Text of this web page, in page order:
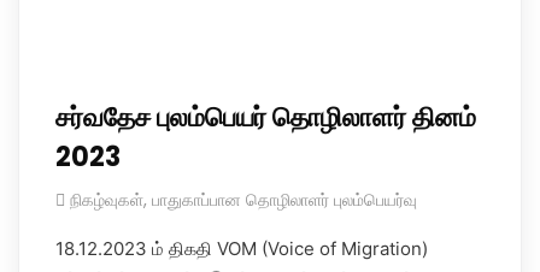
சர்வதேச புலம்பெயர் தொழிலாளர் தினம்
2023
நிகழ்வுகள், பாதுகாப்பான தொழிலாளர் புலம்பெயர்வு
18.12.2023 ம் திகதி VOM (Voice of Migration)